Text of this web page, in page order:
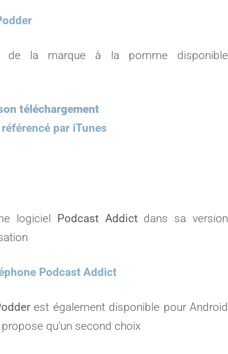
de la marque à la pomme disponible
téléchargement
par iTunes
logiciel Podcast Addictdans sa version
Podcast Addict
est également disponible pour Android
qu’un second choix